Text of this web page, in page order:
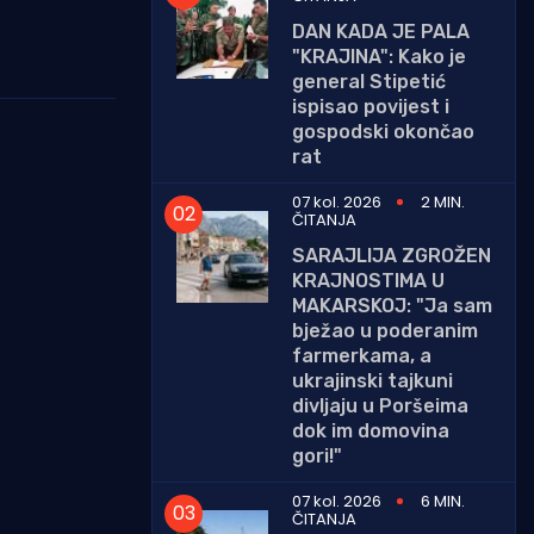
DAN KADA JE PALA
"KRAJINA": Kako je
general Stipetić
ispisao povijest i
gospodski okončao
rat
07 kol. 2026
2 MIN.
ČITANJA
SARAJLIJA ZGROŽEN
KRAJNOSTIMA U
MAKARSKOJ: "Ja sam
bježao u poderanim
farmerkama, a
ukrajinski tajkuni
divljaju u Poršeima
dok im domovina
gori!"
07 kol. 2026
6 MIN.
ČITANJA